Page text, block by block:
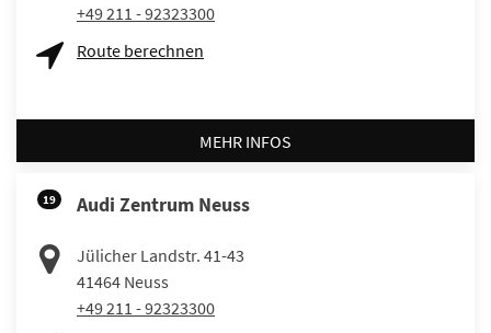
+49 211 - 92323300
Route berechnen
MEHR INFOS
19 Audi Zentrum Neuss
Jülicher Landstr. 41-43
41464 Neuss
+49 211 - 92323300